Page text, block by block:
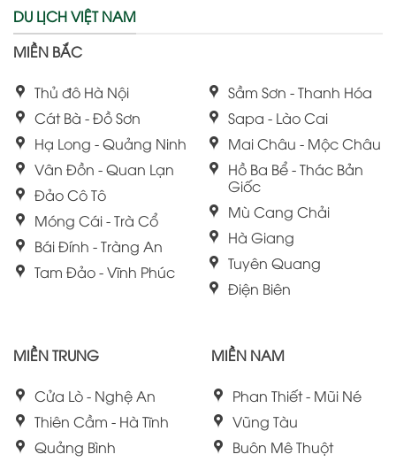
DU LỊCH VIỆT NAM
MIỀN BẮC
Thủ đô Hà Nội
Cát Bà - Đồ Sơn
Hạ Long - Quảng Ninh
Vân Đồn - Quan Lạn
Đảo Cô Tô
Móng Cái - Trà Cổ
Bái Đính - Tràng An
Tam Đảo - Vĩnh Phúc
Sầm Sơn - Thanh Hóa
Sapa - Lào Cai
Mai Châu - Mộc Châu
Hồ Ba Bể - Thác Bản
Giốc
Mù Cang Chải
Hà Giang
Tuyên Quang
Điện Biên
MIỀN TRUNG
Cửa Lò - Nghệ An
Thiên Cầm - Hà Tĩnh
Quảng Bình
MIỀN NAM
Phan Thiết - Mũi Né
Vũng Tàu
Buôn Mê Thuột